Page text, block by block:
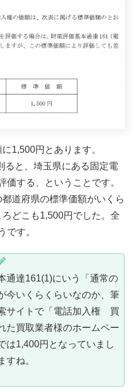
1,500円とあります。
ると、埼玉県にある固定電
価する、ということです。
道府県の標準価額がいくら
どこも1,500円でした。全
です。
通達161(1)にいう「通常の
今いくらくらいなのか、筆
サイトで「電話加入権 買
た買取業者様のホームペー
は1,400円となっていまし
すね。